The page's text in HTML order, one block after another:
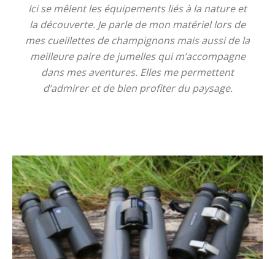
Ici se mêlent les équipements liés à la nature et
la découverte. Je parle de mon matériel lors de
mes cueillettes de champignons mais aussi de la
meilleure paire de jumelles qui m’accompagne
dans mes aventures. Elles me permettent
d’admirer et de bien profiter du paysage.